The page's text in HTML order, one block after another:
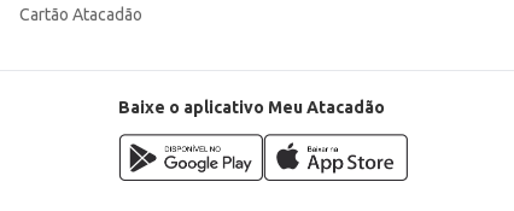
Cartão Atacadão
Baixe o aplicativo Meu Atacadão